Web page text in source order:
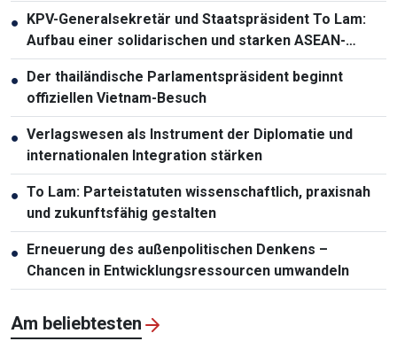
● KPV-Generalsekretär und Staatspräsident To Lam:
Aufbau einer solidarischen und starken ASEAN-
Gemeinschaft
● Der thailändische Parlamentspräsident beginnt
offiziellen Vietnam-Besuch
● Verlagswesen als Instrument der Diplomatie und
internationalen Integration stärken
● To Lam: Parteistatuten wissenschaftlich, praxisnah
und zukunftsfähig gestalten
● Erneuerung des außenpolitischen Denkens –
Chancen in Entwicklungsressourcen umwandeln
Am beliebtesten